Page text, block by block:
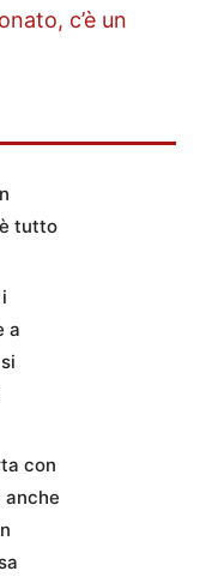
c’è un
tutto
a
con
anche